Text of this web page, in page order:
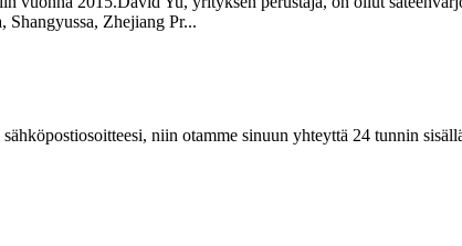
Shangyussa, Zhejiang Pr...
niin otamme sinuun yhteyttä 24 tunnin